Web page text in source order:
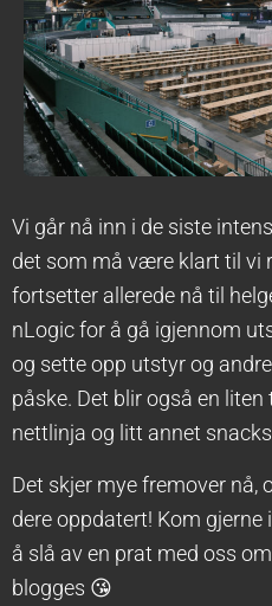
Vi går nå inn i de siste
det som må være klart til vi
fortsetter allerede nå til
nLogic for å gå igjennom
og sette opp utstyr og
påske. Det blir også en
nettlinja og litt annet
Det skjer mye fremover nå,
dere oppdatert! Kom gjerne
å slå av en prat med oss
blogges 😘